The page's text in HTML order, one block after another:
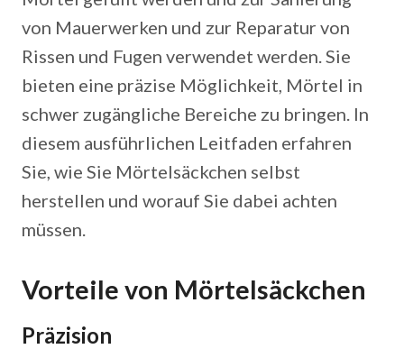
von Mauerwerken und zur Reparatur von
Rissen und Fugen verwendet werden. Sie
bieten eine präzise Möglichkeit, Mörtel in
schwer zugängliche Bereiche zu bringen. In
diesem ausführlichen Leitfaden erfahren
Sie, wie Sie Mörtelsäckchen selbst
herstellen und worauf Sie dabei achten
müssen.
Vorteile von Mörtelsäckchen
Präzision